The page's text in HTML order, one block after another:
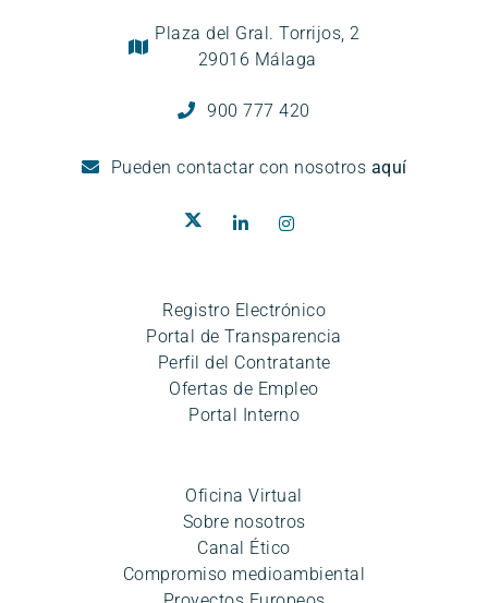
Plaza del Gral. Torrijos, 2
29016 Málaga
900 777 420
Pueden contactar con nosotros aquí
Registro Electrónico
Portal de Transparencia
Perfil del Contratante
Ofertas de Empleo
Portal Interno
Oficina Virtual
Sobre nosotros
Canal Ético
Compromiso medioambiental